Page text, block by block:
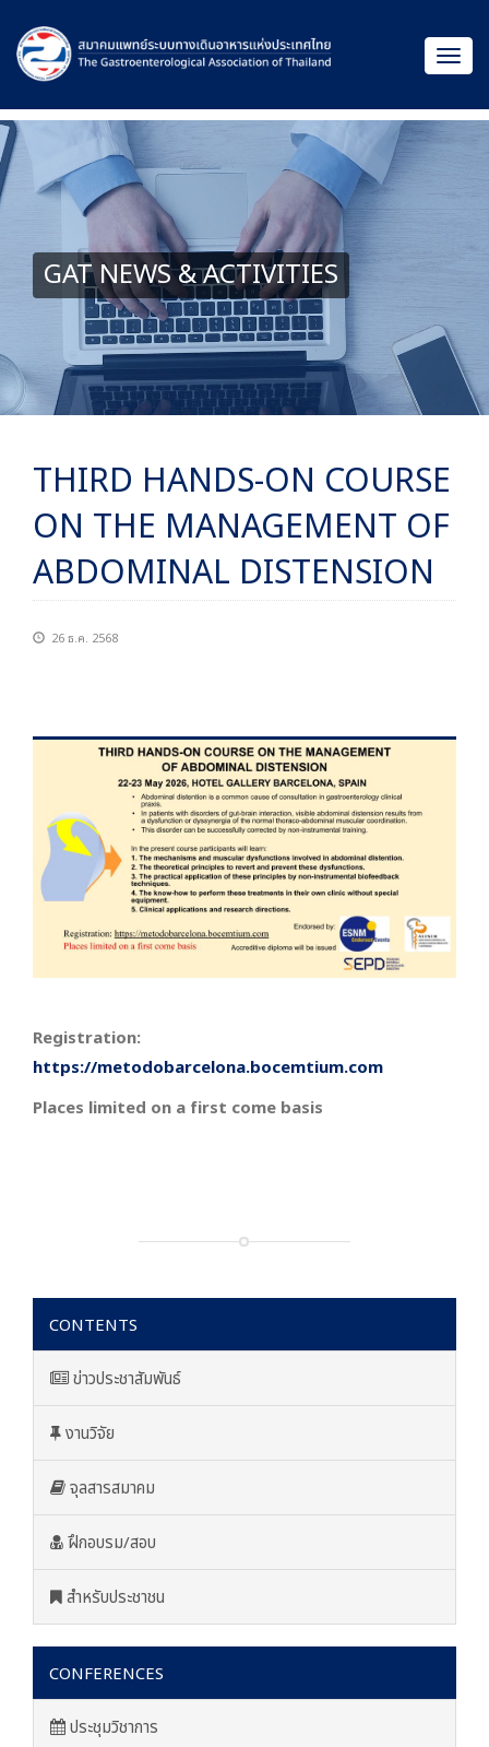
GAT NEWS & ACTIVITIES
THIRD HANDS-ON COURSE
ON THE MANAGEMENT OF
ABDOMINAL DISTENSION
26 ธ.ค. 2568
Registration:
https://metodobarcelona.bocemtium.com
Places limited on a first come basis
CONTENTS
ข่าวประชาสัมพันธ์
งานวิจัย
จุลสารสมาคม
ฝึกอบรม/สอบ
สำหรับประชาชน
CONFERENCES
ประชุมวิชาการ